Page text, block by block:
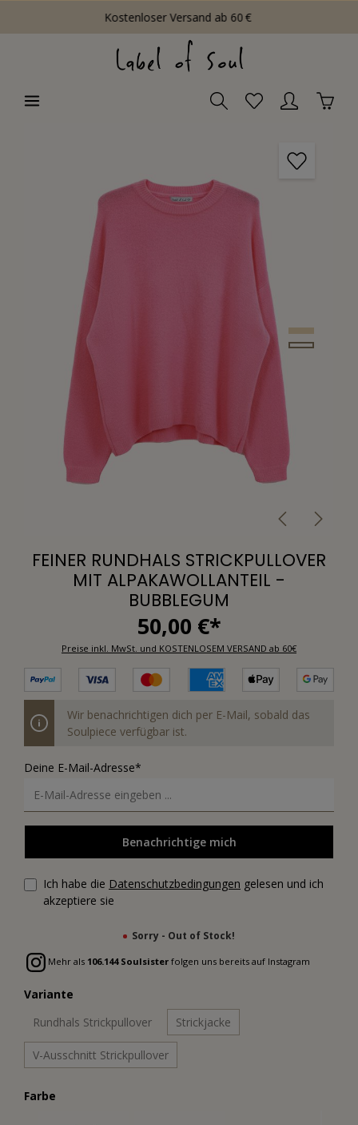
Kostenloser Versand ab 60 €
FEINER RUNDHALS STRICKPULLOVER
MIT ALPAKAWOLLANTEIL -
BUBBLEGUM
50,00 €*
Preise inkl. MwSt. und KOSTENLOSEM VERSAND ab 60€
Wir benachrichtigen dich per E-Mail, sobald das
Soulpiece verfügbar ist.
Deine E-Mail-Adresse*
Benachrichtige mich
Ich habe die Datenschutzbedingungen gelesen und ich
akzeptiere sie
Sorry - Out of Stock!
Mehr als 106.144 Soulsisterfolgen uns bereits auf Instagram
Variante
Rundhals Strickpullover
Strickjacke
V-Ausschnitt Strickpullover
Farbe